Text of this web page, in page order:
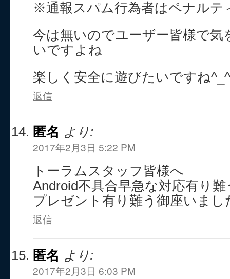
※通報スパム行為者はペナルテ
今は無いのでユーザー皆様で
いですよね
楽しく安全に遊びたいですね
返信
匿名 より:
2017年2月3日 5:22 PM
トーラムスタッフ皆様へ
Android不具合早急な対応有り
プレゼント有り難う御座いまし
返信
匿名 より:
2017年2月3日 6:03 PM